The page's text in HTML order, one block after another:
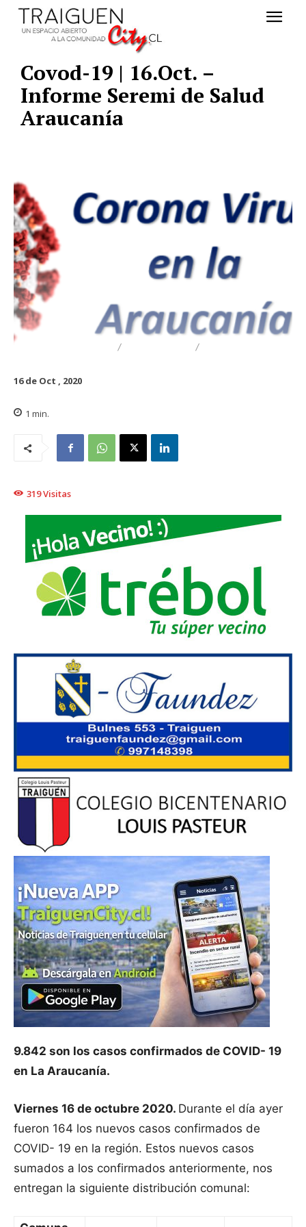
Covod-19 | 16.Oct. –
Informe Seremi de Salud
Araucanía
16 de Oct , 2020
1 min.
319Visitas
9.842 son los casos confirmados de COVID- 19
en La Araucanía.
Viernes 16 de octubre 2020. Durante el día ayer
fueron 164 los nuevos casos confirmados de
COVID- 19 en la región. Estos nuevos casos
sumados a los confirmados anteriormente, nos
entregan la siguiente distribución comunal: